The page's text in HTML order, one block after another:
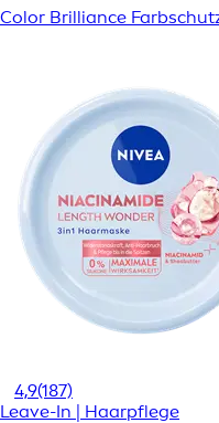
Color Brilliance
4,9(187)
Leave-In | Haarpflege